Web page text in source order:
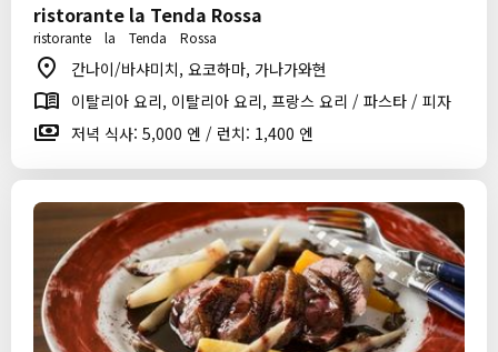
ristorante la Tenda Rossa
ristorante la Tenda Rossa
간나이/바샤미치, 요코하마, 가나가와현
이탈리아 요리, 이탈리아 요리, 프랑스 요리 / 파스타 / 피자
저녁 식사: 5,000 엔 / 런치: 1,400 엔